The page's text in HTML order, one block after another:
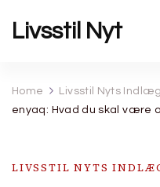
Livsstil Nyt
Home Livsstil Nyts Indlæg
enyaq: Hvad du skal være
LIVSSTIL NYTS